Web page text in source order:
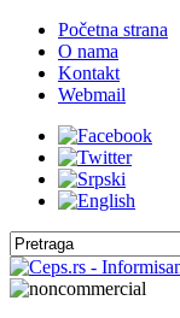
Početna strana
O nama
Kontakt
Webmail